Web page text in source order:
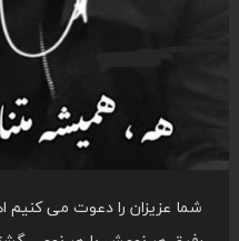
شما عزیزان را دعوت می کنیم